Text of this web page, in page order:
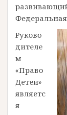
Руково
дителе
м
«Право
Детей»
являетс
я